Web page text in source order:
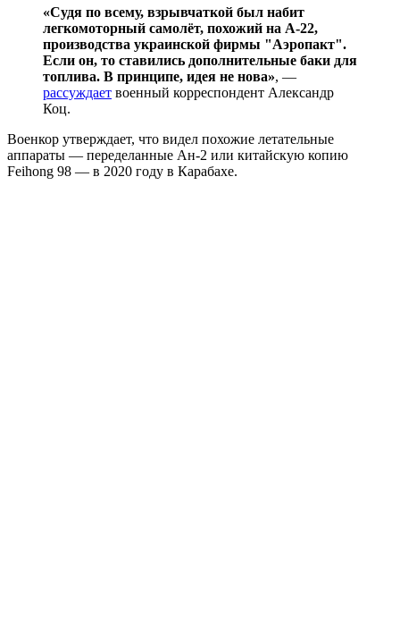
«Судя по всему, взрывчаткой был набит
легкомоторный самолёт, похожий на А-22,
производства украинской фирмы "Аэропакт".
Если он, то ставились дополнительные баки для
топлива. В принципе, идея не нова», —
рассуждает военный корреспондент Александр
Коц.
Военкор утверждает, что видел похожие летательные
аппараты — переделанные Ан-2 или китайскую копию
Feihong 98 — в 2020 году в Карабахе.